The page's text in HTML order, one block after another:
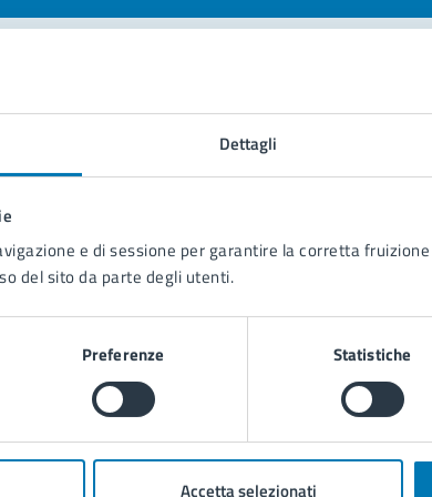
Dettagli
e di sessione per garantire la corretta
del sito da parte degli utenti.
Preferenze Statistiche
Accetta selezionati
il comune
assistenza
appuntamento
in città
disservizio